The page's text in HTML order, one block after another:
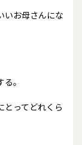
いお母さんにな
。
とってどれくら